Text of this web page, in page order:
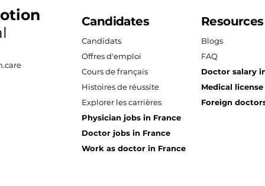
Candidates
Candidats
Offres d'emploi
Cours de français
Histoires de réussite
Explorer les carrières
Physician jobs in France
Doctor jobs in France
Work as doctor in France
Resources
Blogs
FAQ
Doctor salary
Medical
Foreign